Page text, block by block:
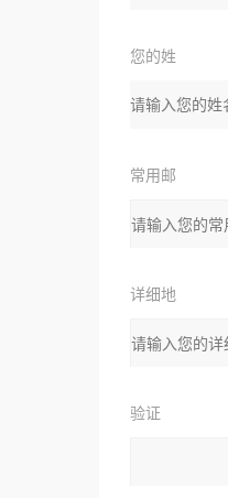
您的姓
名：
常用邮
箱：
详细地
址：
验证